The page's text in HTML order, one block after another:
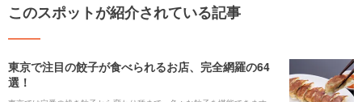
このスポットが紹介されている記事
東京で注目の餃子が食べられるお店、完全網羅の64
選！